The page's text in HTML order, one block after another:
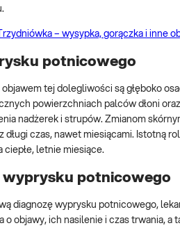
Trzydniówka – wysypka, gorączka i inne
potnicowego
tej dolegliwości są głęboko
powierzchniach palców dłoni
nadżerek i strupów. Zmianom
długi czas, nawet miesiącami. Istotną
ciepłe, letnie miesiące.
wyprysku potnicowego
diagnozę wyprysku potnicowego,
o objawy, ich nasilenie i czas trwania,